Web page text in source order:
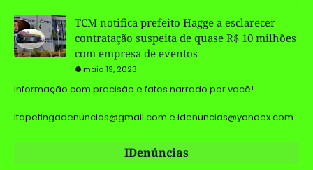
TCM notifica prefeito Hagge a esclarecer
contratação suspeita de quase R$ 10 milhões
com empresa de eventos
maio 19, 2023
Informação com precisão e fatos narrado por você!
Itapetingadenuncias@gmail.com e idenuncias@yandex.com
IDenúncias